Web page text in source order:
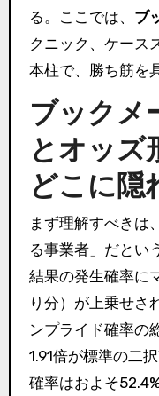
る。ここでは、 ブ
クニック、ケース
本柱で、勝ち筋を
ブックメ
とオッズ
どこに隠
まず理解すべきは、
る事業者」だとい
結果の発生確率に
り分）が上乗せさ
ンプライド確率の
1.91倍が標準の二
確率はおよそ